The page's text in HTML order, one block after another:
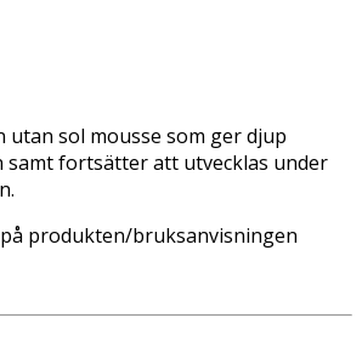
utan sol mousse som ger djup
samt fortsätter att utvecklas under
produkten/bruksanvisningen